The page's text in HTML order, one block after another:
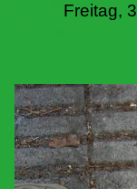
Termine
Freitag,